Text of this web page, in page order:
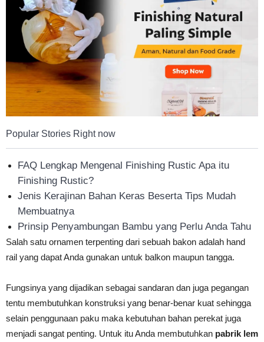
Popular Stories Right now
FAQ Lengkap Mengenal Finishing Rustic Apa itu
Finishing Rustic?
Jenis Kerajinan Bahan Keras Beserta Tips Mudah
Membuatnya
Prinsip Penyambungan Bambu yang Perlu Anda Tahu
Salah satu ornamen terpenting dari sebuah bakon adalah hand
rail yang dapat Anda gunakan untuk balkon maupun tangga.
Fungsinya yang dijadikan sebagai sandaran dan juga pegangan
tentu membutuhkan konstruksi yang benar-benar kuat sehingga
selain penggunaan paku maka kebutuhan bahan perekat juga
menjadi sangat penting. Untuk itu Anda membutuhkan pabrik lem